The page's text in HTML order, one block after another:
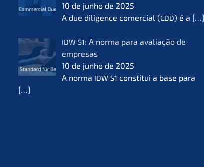
10 de junho de 2025
A due diligence comer­cial (CDD) é a […]
IDW S1: A norma para avalia­ção de
empre­sas
10 de junho de 2025
A norma IDW S1 consti­tui a base para
[…]